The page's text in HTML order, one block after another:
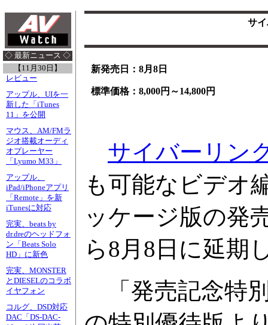
◇ 最新ニュース ◇
【11月30日】
レビュー
アップル、UIを一
新した「iTunes
11」を公開
マウス、AM/FMラ
ジオ搭載オーディ
オプレーヤー
「Lyumo M33」
アップル、
iPad/iPhoneアプリ
「Remote」を新
iTunesに対応
完実、beats by
dr.dreのヘッドフォ
ン「Beats Solo
HD」に新色
完実、MONSTER
とDIESELのコラボ
イヤフォン
コルグ、DSD対応
DAC「DS-DAC-
サ
新発売日：8月8日
標準価格：8,000円～14,800円
サイバーリン
も可能なビデオ
ッケージ版の発
ら8月8日に延期
「発売記念特